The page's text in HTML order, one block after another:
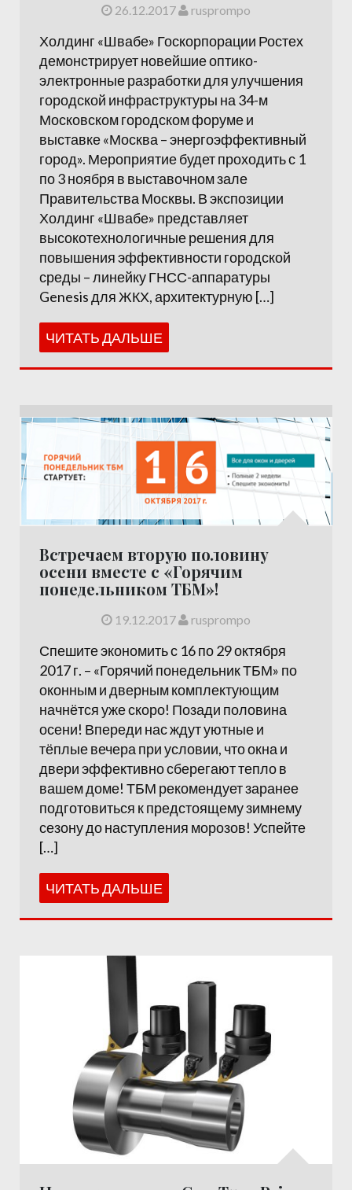
26.12.2017 rusprompo
Холдинг «Швабе» Госкорпорации Ростех
демонстрирует новейшие оптико-
электронные разработки для улучшения
городской инфраструктуры на 34-м
Московском городском форуме и
выставке «Москва – энергоэффективный
город». Мероприятие будет проходить с 1
по 3 ноября в выставочном зале
Правительства Москвы. В экспозиции
Холдинг «Швабе» представляет
высокотехнологичные решения для
повышения эффективности городской
среды – линейку ГНСС-аппаратуры
Genesis для ЖКХ, архитектурную […]
ЧИТАТЬ ДАЛЬШЕ
Встречаем вторую половину
осени вместе с «Горячим
понедельником ТБМ»!
19.12.2017 rusprompo
Спешите экономить с 16 по 29 октября
2017 г. – «Горячий понедельник ТБМ» по
оконным и дверным комплектующим
начнётся уже скоро! Позади половина
осени! Впереди нас ждут уютные и
тёплые вечера при условии, что окна и
двери эффективно сберегают тепло в
вашем доме! ТБМ рекомендует заранее
подготовиться к предстоящему зимнему
сезону до наступления морозов! Успейте
[…]
ЧИТАТЬ ДАЛЬШЕ